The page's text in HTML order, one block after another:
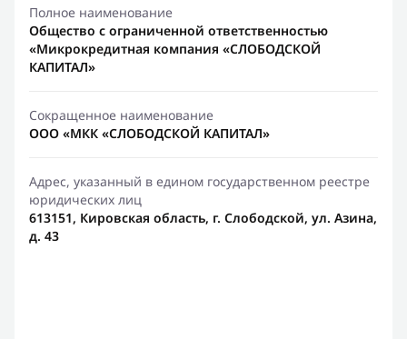
Полное наименование
Общество с ограниченной ответственностью
«Микрокредитная компания «СЛОБОДСКОЙ
КАПИТАЛ»
Сокращенное наименование
ООО «МКК «СЛОБОДСКОЙ КАПИТАЛ»
Адрес, указанный в едином государственном реестре
юридических лиц
613151, Кировская область, г. Слободской, ул. Азина,
д. 43